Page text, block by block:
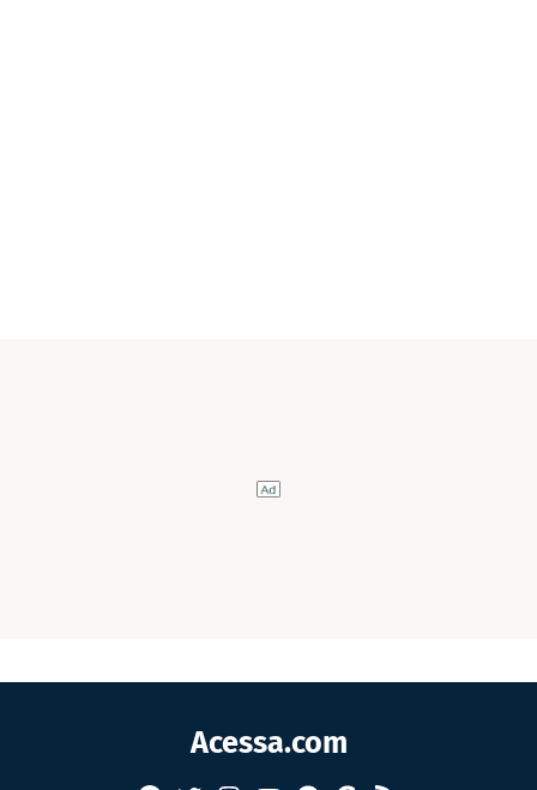
Acessa.com